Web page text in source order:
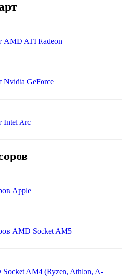
AMD ATI Radeon
Nvidia GeForce
Intel Arc
Apple
AMD Socket AM5
AM4 (Ryzen, Athlon, A-